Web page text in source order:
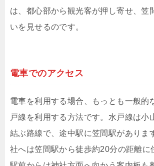
は、都心部から観光客が押し寄せ、笠
いを見せるのです。
電車でのアクセス
電車を利用する場合、もっとも一般的
戸線を利用する方法です。水戸線は小
結ぶ路線で、途中駅に笠間駅がありま
社へは笠間駅から徒歩約20分の距離に